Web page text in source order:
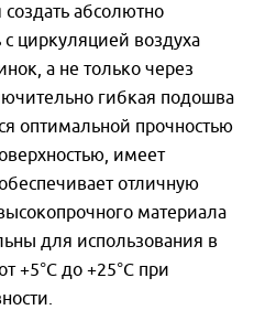
абсолютно
циркуляцией воздуха
а не только через
гибкая подошва
оптимальной прочностью
имеет
отличную
материала
для использования в
+5°С до +25°С при